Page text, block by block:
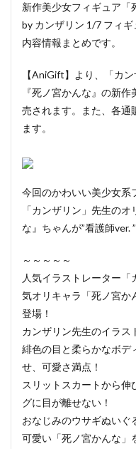
新作美少女フィギュア「
by カンザリン 1/7 フィ
内容情報まとめです。
【AniGift】より、「カ
『死ノ宮かんな』の新
売されます。また、各通
ます。
今回のかわいい美少女系
「カンザリン」先生の
な』ちゃんが”看護師ver.
～～～～～
人気イラストレーター「
気オリキャラ「死ノ宮か
登場！
カンザリン先生のイラス
緋色の目と柔らかなボデ
せ、可愛さ満点！
スリットスカートから伸
グに目が離せない！
おなじみのウサギぬいぐ
可愛い「死ノ宮かんな」